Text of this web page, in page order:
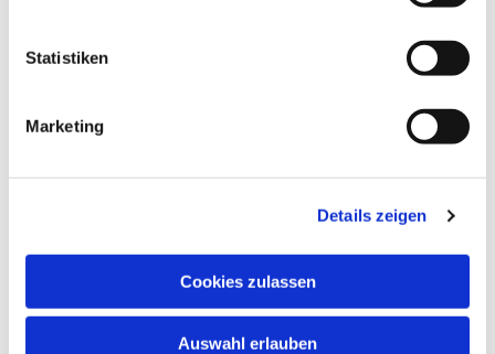
Statistiken
Marketing
Details zeigen
Cookies zulassen
Auswahl erlauben
Die Kirchen